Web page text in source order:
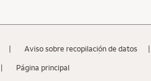
Aviso sobre recopilaciؚón de datos
Página principal